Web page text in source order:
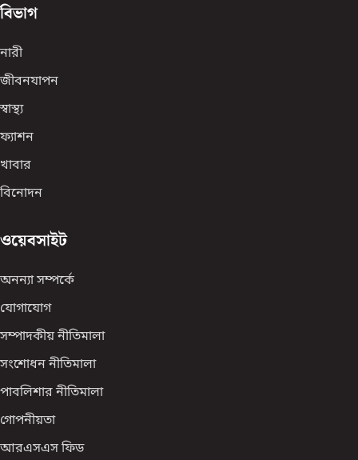
বিভাগ
নারী
জীবনযাপন
স্বাস্থ্য
ফ্যাশন
খাবার
বিনোদন
ওয়েবসাইট
অনন্যা সম্পর্কে
যোগাযোগ
সম্পাদকীয় নীতিমালা
সংশোধন নীতিমালা
পাবলিশার নীতিমালা
গোপনীয়তা
আরএসএস ফিড